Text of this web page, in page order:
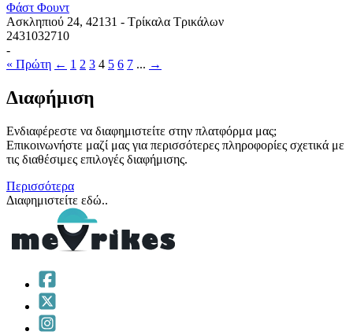
Φάστ Φουντ
Ασκληπιού 24, 42131 - Τρίκαλα Τρικάλων
2431032710
-
« Πρώτη ← 1 2 3 4 5 6 7 ... →
Διαφήμιση
Ενδιαφέρεστε να διαφημιστείτε στην πλατφόρμα μας;
Επικοινωνήστε μαζί μας για περισσότερες πληροφορίες σχετικά με
τις διαθέσιμες επιλογές διαφήμισης.
Περισσότερα
Διαφημιστείτε εδώ..